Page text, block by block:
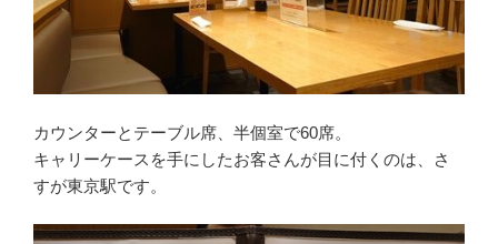
カウンターとテーブル席、半個室で60席。
キャリーケースを手にしたお客さんが目に付くのは、さ
すが東京駅です。